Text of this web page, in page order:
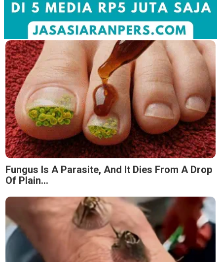
Fungus Is A Parasite, And It Dies From A Drop
Of Plain...